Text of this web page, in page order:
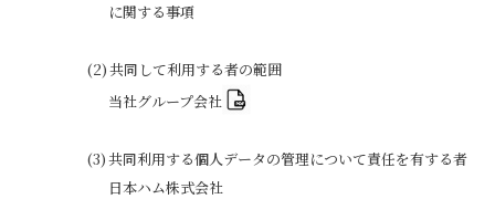
に関する事項
共同して利用する者の範囲
当社グループ会社
共同利用する個人データの管理について責任を有する者
日本ハム株式会社